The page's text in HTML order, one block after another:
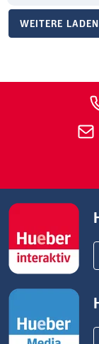
WEITERE LADEN